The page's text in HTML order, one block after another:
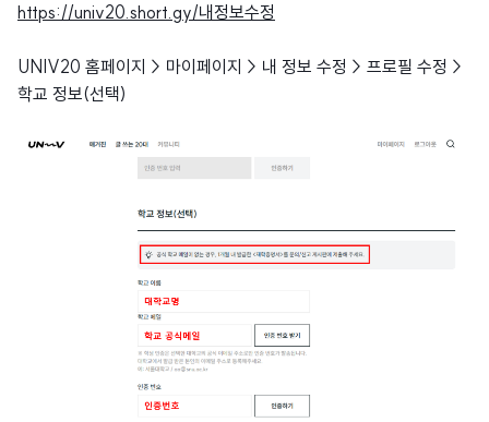
https://univ20.short.gy/내정보수정
UNIV20 홈페이지 > 마이페이지 > 내 정보 수정 > 프로필 수정 >
학교 정보(선택)